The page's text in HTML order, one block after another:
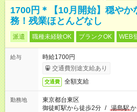
1700円＊【10月開始】穏やか
務！残業ほとんどなし
派遣 職種未経験OK ブランクOK WEB
給与
時給1700円
交通費別途支給あり
交通費 全額支給
勤務地
東京都台東区
御徒町駅から徒歩2分 / 湯島駅